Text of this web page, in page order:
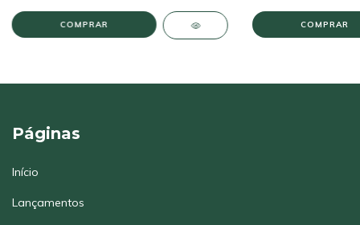
COMPRAR COMPRAR
Páginas
Início
Lançamentos